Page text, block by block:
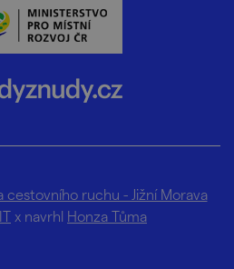
cestovního ruchu - Jižní Morava
x navrhl Honza Tůma